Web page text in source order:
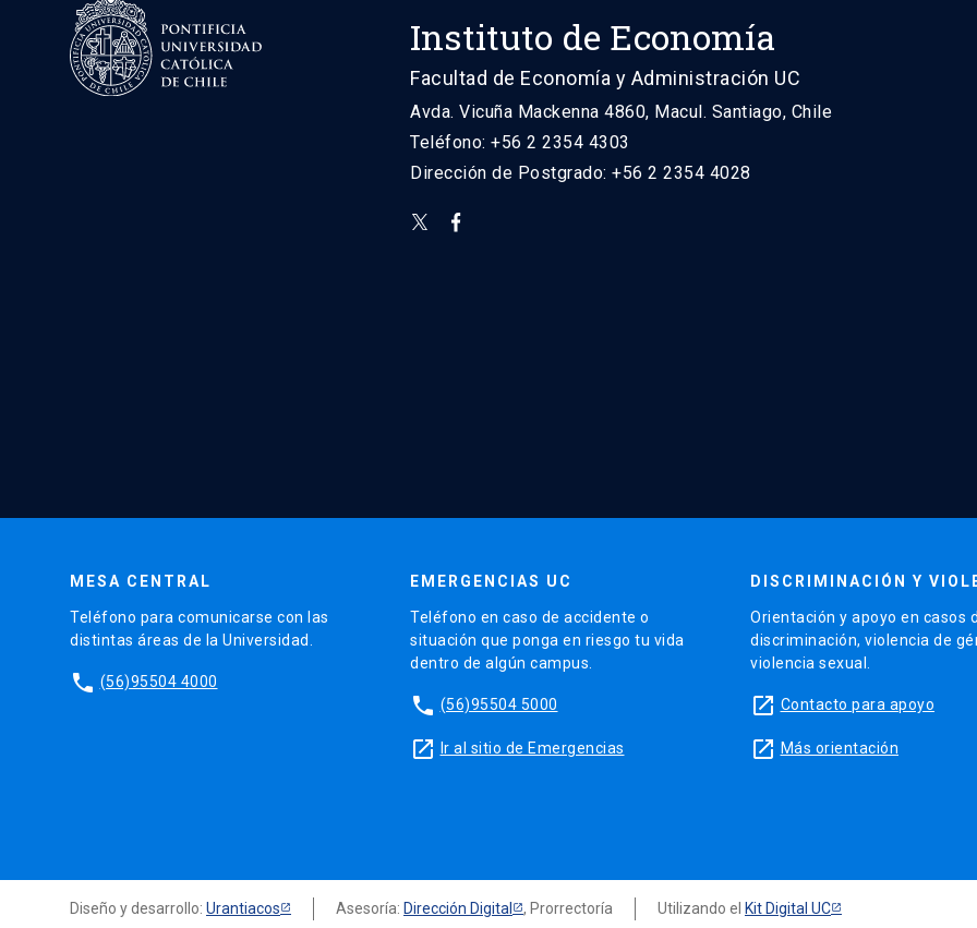
Instituto de Economía
Facultad de Economía y Administración UC
Avda. Vicuña Mackenna 4860, Macul. Santiago, Chile
Teléfono: +56 2 2354 4303
Dirección de Postgrado: +56 2 2354 4028
MESA CENTRAL
Teléfono para comunicarse con las
distintas áreas de la Universidad.
phone (56)95504 4000
EMERGENCIAS UC
Teléfono en caso de accidente o
situación que ponga en riesgo tu vida
dentro de algún campus.
phone (56)95504 5000
launch Ir al sitio de Emergencias
DISCRIMINACIÓN Y
Orientación y apoyo en casos
discriminación, violencia de
violencia sexual.
launch Contacto para apoyo
launch Más orientación
Diseño y desarrollo: Urantiacos Asesoría: Dirección Digital , Prorrectoría Utilizando el Kit Digital UC